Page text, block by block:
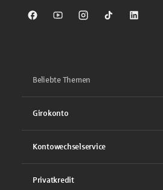
Sparkasse auf Facebook
Sparkasse auf Youtube
Sparkasse aufSparkasse auf
Beliebte Themen
Girokonto
Kontowechselservice
Privatkredit